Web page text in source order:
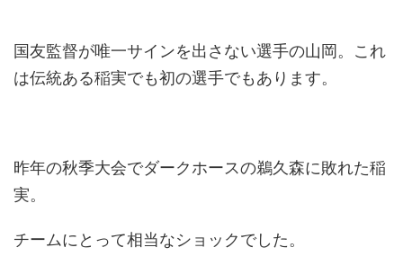
国友監督が唯一サインを出さない選手の山岡。これ
は伝統ある稲実でも初の選手でもあります。
昨年の秋季大会でダークホースの鵜久森に敗れた稲
実。
チームにとって相当なショックでした。